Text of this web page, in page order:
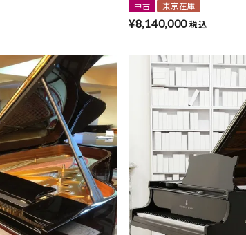
中古 東京在庫
¥8,140,000 税込